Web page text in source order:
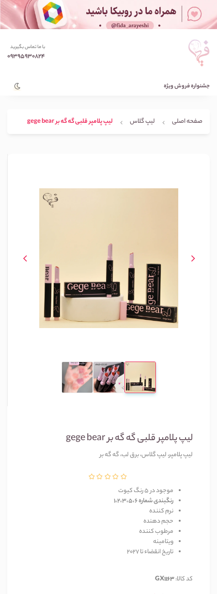
با ما تماس بگیرید
09395930824
جشنواره فروش ویژه
صفحه اصلی لیپ گلاس لیپ پلامپر قلبی گه گه بر gege bear
لیپ پلامپر قلبی گه گه بر gege bear
لیپ پلامپر، لیپ گلاس، برق لب، گه گه بر
موجود در 5 رنگ کیوت
رنگبندی شماره 1،2،3،5،6
نرم کننده
حجم دهنده
مرطوب کننده
ویتامینه
تاریخ انقضاء تا 2027
کد کالا:GX1163